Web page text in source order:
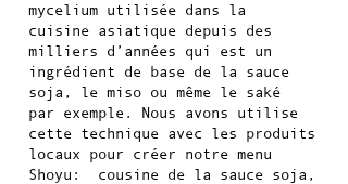
mycelium utilisée dans la
cuisine asiatique depuis des
milliers d’années qui est un
ingrédient de base de la sauce
soja, le miso ou même le saké
par exemple. Nous avons utilise
cette technique avec les produits
locaux pour créer notre menu
Shoyu:
cousine de la sauce soja,